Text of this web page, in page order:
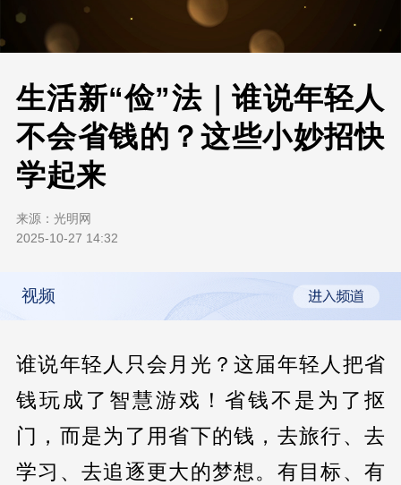
生活新“俭”法｜谁说年轻人
不会省钱的？这些小妙招快
学起来
来源： 光明网
2025-10-27 14:32
视频
谁说年轻人只会月光？这届年轻人把省
钱玩成了智慧游戏！省钱不是为了抠
门，而是为了用省下的钱，去旅行、去
学习、去追逐更大的梦想。有目标、有